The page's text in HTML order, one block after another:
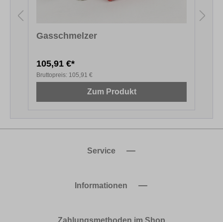
Gasschmelzer
105,91 €*
Bruttopreis: 105,91 €
Zum Produkt
Service
Informationen
Zahlungsmethoden im Shop